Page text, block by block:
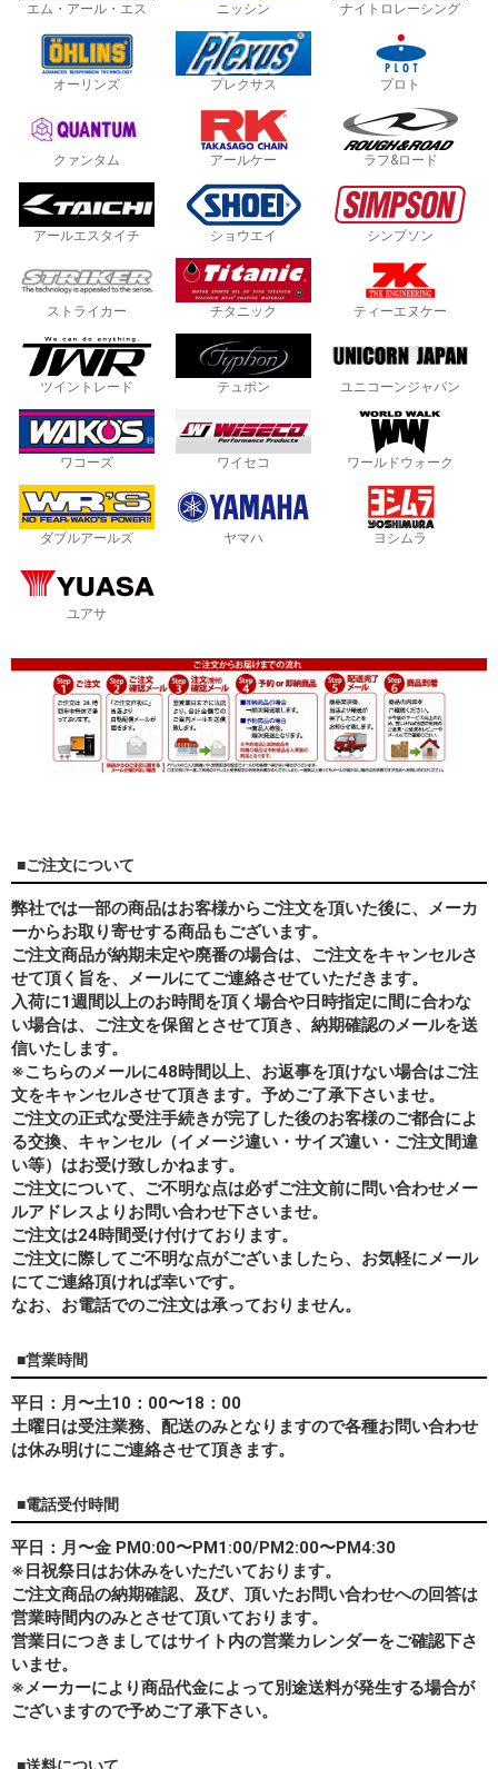
エム・アール・エス ニッシン ナイトロレーシング
オーリンズ プレクサス プロト
クァンタム アールケー ラフ&ロード
アールエスタイチ ショウエイ シンプソン
ストライカー チタニック ティーエヌケー
ツイントレード テュポン ユニコーンジャパン
ワコーズ ワイセコ ワールドウォーク
ダブルアールズ ヤマハ ヨシムラ
ユアサ
■ご注文について
弊社では一部の商品はお客様からご注文を頂いた後に、メーカ
ーからお取り寄せする商品もございます。
ご注文商品が納期未定や廃番の場合は、ご注文をキャンセルさ
せて頂く旨を、メールにてご連絡させていただきます。
入荷に1週間以上のお時間を頂く場合や日時指定に間に合わな
い場合は、ご注文を保留とさせて頂き、納期確認のメールを送
信いたします。
※こちらのメールに48時間以上、お返事を頂けない場合はご注
文をキャンセルさせて頂きます。予めご了承下さいませ。
ご注文の正式な受注手続きが完了した後のお客様のご都合によ
る交換、キャンセル（イメージ違い・サイズ違い・ご注文間違
い等）はお受け致しかねます。
ご注文について、ご不明な点は必ずご注文前に問い合わせメー
ルアドレスよりお問い合わせ下さいませ。
ご注文は24時間受け付けております。
ご注文に際してご不明な点がございましたら、お気軽にメール
にてご連絡頂ければ幸いです。
なお、 お電話でのご注文は承っておりません。
■営業時間
平日：月〜土10：00〜18：00
土曜日は受注業務、配送のみとなりますので各種お問い合わせ
は休み明けにご連絡させて頂きます。
■電話受付時間
平日：月〜金 PM0:00〜PM1:00/PM2:00〜PM4:30
※日祝祭日はお休みをいただいております。
ご注文商品の納期確認、及び、頂いたお問い合わせへの回答は
営業時間内のみとさせて頂いております。
営業日につきましてはサイト内の営業カレンダーをご確認下さ
いませ。
※メーカーにより商品代金によって別途送料が発生する場合が
ございますので予めご了承下さい。